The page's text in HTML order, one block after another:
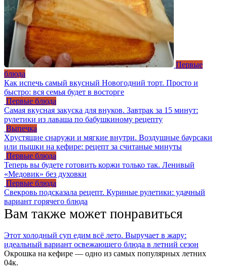
Первые
блюда
Как испечь самый вкусный Новогодний торт. Просто и
быстро: вся семья будет в восторге
Первые блюда
Самая вкусная закуска для внуков. Завтрак за 15 минут:
рулетики из лаваша по бабушкиному рецепту
Выпечка
Хрустящие снаружи и мягкие внутри. Воздушные баурсаки
или пышки на кефире: рецепт за считаные минуты
Первые блюда
Теперь вы будете готовить коржи только так. Ленивый
«Медовик» без духовки
Первые блюда
Свекровь подсказала рецепт. Куриные рулетики: удачный
вариант горячего блюда
Вам также может понравиться
Этот холодный суп едим всё лето. Выручает в жару:
идеальный вариант освежающего блюда в летний сезон
Окрошка на кефире — одно из самых популярных летних
04к.